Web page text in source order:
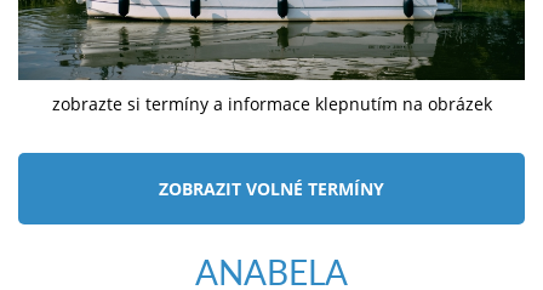
zobrazte si termíny a informace klepnutím na obrázek
ZOBRAZIT VOLNÉ TERMÍNY
ANABELA